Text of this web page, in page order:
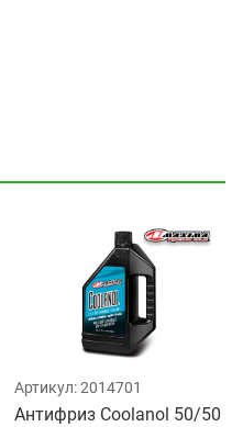
Артикул:2014701
Антифриз Coolanol 50/50